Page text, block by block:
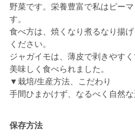
野菜です。栄養豊富で私はピー
す。
食べ方は、焼くなり煮るなり揚
ください。
ジャガイモは、薄皮で剥きやす
美味しく食べられました。
▼栽培/生産方法、こだわり
手間ひまかけず、なるべく自然な
保存方法